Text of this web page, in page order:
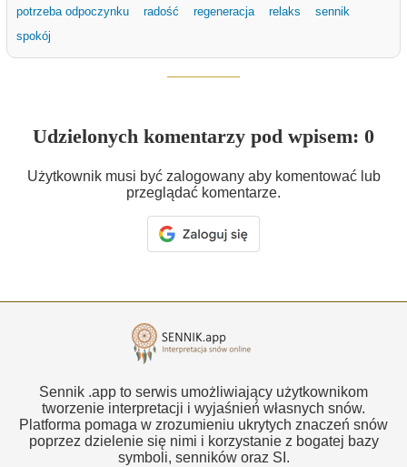
potrzeba odpoczynku
radość regeneracja relaks
sennik
spokój
Udzielonych komentarzy pod wpisem: 0
Użytkownik musi być zalogowany aby komentować lub
przeglądać komentarze.
Sennik .app to serwis umożliwiający użytkownikom
tworzenie interpretacji i wyjaśnień własnych snów.
Platforma pomaga w zrozumieniu ukrytych znaczeń snów
poprzez dzielenie się nimi i korzystanie z bogatej bazy
symboli, senników oraz SI.